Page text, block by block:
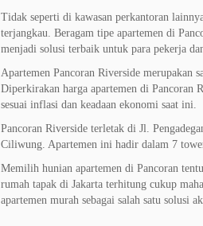
Tidak seperti di kawasan perkantoran
terjangkau. Beragam tipe apartemen di
menjadi solusi terbaik untuk para pekerja
Apartemen Pancoran Riverside merupakan
Diperkirakan harga apartemen di Pancoran
sesuai inflasi dan keadaan ekonomi saat ini.
Pancoran Riverside terletak di Jl.
Ciliwung. Apartemen ini hadir dalam 7
Memilih hunian apartemen di Pancoran
rumah tapak di Jakarta terhitung cukup
apartemen murah sebagai salah satu solusi